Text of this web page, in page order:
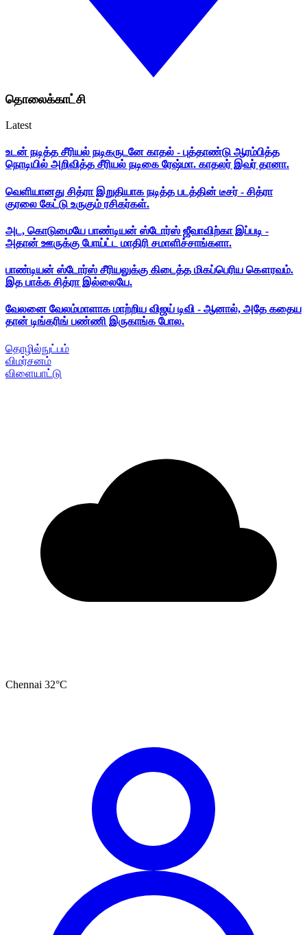
தொலைக்காட்சி
Latest
உடன் நடித்த சீரியல் நடிகருடனே காதல் - புத்தாண்டு ஆரம்பித்த
நொடியில் அறிவித்த சீரியல் நடிகை ரேஷ்மா. காதலர் இவர் தானா.
வெளியானது சித்ரா இறுதியாக நடித்த படத்தின் டீசர் - சித்ரா
குரலை கேட்டு உருகும் ரசிகர்கள்.
அட, கொடுமையே பாண்டியன் ஸ்டோர்ஸ் ஜீவாவிற்கா இப்படி -
அதான் ஊருக்கு போய்ட்ட மாதிரி சமாளிச்சாங்களா.
பாண்டியன் ஸ்டோர்ஸ் சீரியலுக்கு கிடைத்த மிகப்பெரிய கௌரவம்.
இத பாக்க சித்ரா இல்லையே.
வேலனை வேலம்மாளாக மாற்றிய விஜய் டிவி - ஆனால், அதே கதைய
தான் டிங்கரிங் பண்ணி இருகாங்க போல.
தொழில்நுட்பம்
விமர்சனம்
விளையாட்டு
Chennai 32°C